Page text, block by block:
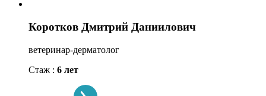
Коротков Дмитрий Даниилович
ветеринар-дерматолог
Стаж : 6 лет